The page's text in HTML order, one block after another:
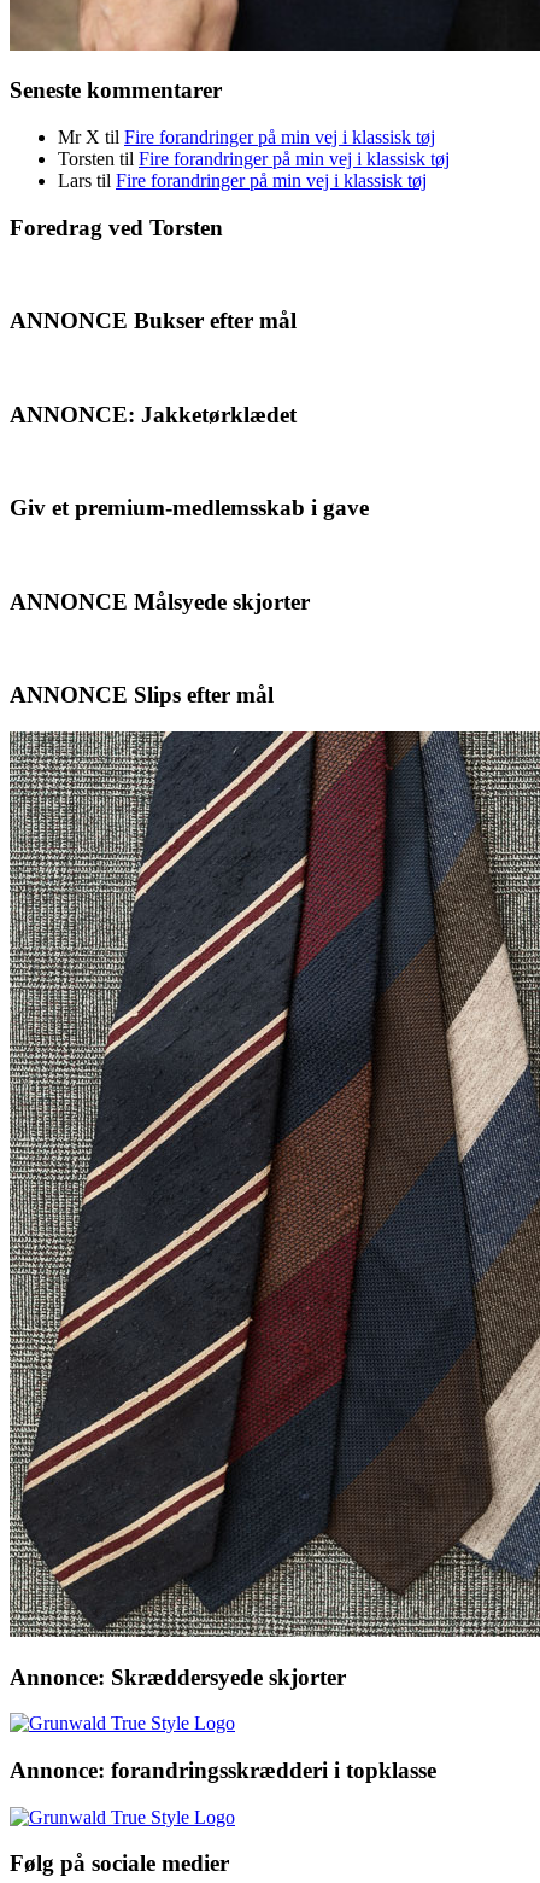
Seneste kommentarer
Mr X til Fire forandringer på min vej i klassisk tøj
Torsten til Fire forandringer på min vej i klassisk tøj
Lars til Fire forandringer på min vej i klassisk tøj
Foredrag ved Torsten
ANNONCE Bukser efter mål
ANNONCE: Jakketørklædet
Giv et premium-medlemsskab i gave
ANNONCE Målsyede skjorter
ANNONCE Slips efter mål
Annonce: Skræddersyede skjorter
Annonce: forandringsskrædderi i topklasse
Følg på sociale medier